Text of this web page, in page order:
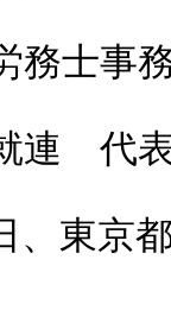
務士事
連 代
、東京